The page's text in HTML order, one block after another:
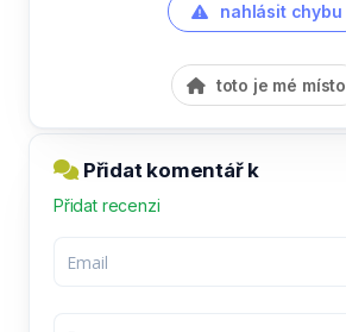
nahlásit chybu
toto je mé místo
Přidat komentář k
Přidat recenzi